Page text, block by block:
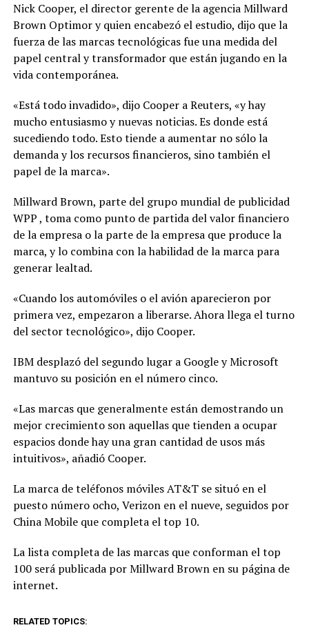
Nick Cooper, el director gerente de la agencia Millward
Brown Optimor y quien encabezó el estudio, dijo que la
fuerza de las marcas tecnológicas fue una medida del
papel central y transformador que están jugando en la
vida contemporánea.
«Está todo invadido», dijo Cooper a Reuters, «y hay
mucho entusiasmo y nuevas noticias. Es donde está
sucediendo todo. Esto tiende a aumentar no sólo la
demanda y los recursos financieros, sino también el
papel de la marca».
Millward Brown, parte del grupo mundial de publicidad
WPP , toma como punto de partida del valor financiero
de la empresa o la parte de la empresa que produce la
marca, y lo combina con la habilidad de la marca para
generar lealtad.
«Cuando los automóviles o el avión aparecieron por
primera vez, empezaron a liberarse. Ahora llega el turno
del sector tecnológico», dijo Cooper.
IBM desplazó del segundo lugar a Google y Microsoft
mantuvo su posición en el número cinco.
«Las marcas que generalmente están demostrando un
mejor crecimiento son aquellas que tienden a ocupar
espacios donde hay una gran cantidad de usos más
intuitivos», añadió Cooper.
La marca de teléfonos móviles AT&T se situó en el
puesto número ocho, Verizon en el nueve, seguidos por
China Mobile que completa el top 10.
La lista completa de las marcas que conforman el top
100 será publicada por Millward Brown en su página de
internet.
RELATED TOPICS: